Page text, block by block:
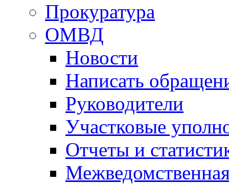
Прокуратура
ОМВД
Новости
Написать
Руководители
Участковые
Отчеты и